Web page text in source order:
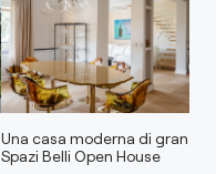
Una casa moderna di gran
Spazi Belli Open House